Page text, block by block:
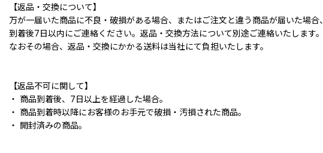
【返品・交換について】
万が一届いた商品に不良・破損がある場合、またはご注文と違う商品が届いた場合、
到着後7日以内にご連絡ください。返品・交換方法について別途ご連絡いたします。
なおその場合、返品・交換にかかる送料は当社にて負担いたします。
【返品不可に関して】
・ 商品到着後、7日以上を経過した場合。
・ 商品到着時以降にお客様のお手元で破損・汚損された商品。
・ 開封済みの商品。